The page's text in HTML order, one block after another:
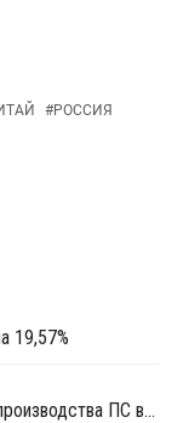
#РОССИЯ
19,57%
PetroChina Guangxi начала строительство производства ПС в Китае